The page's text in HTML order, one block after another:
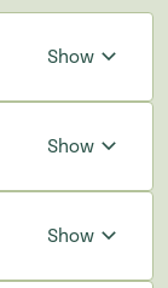
Show
Show
Show